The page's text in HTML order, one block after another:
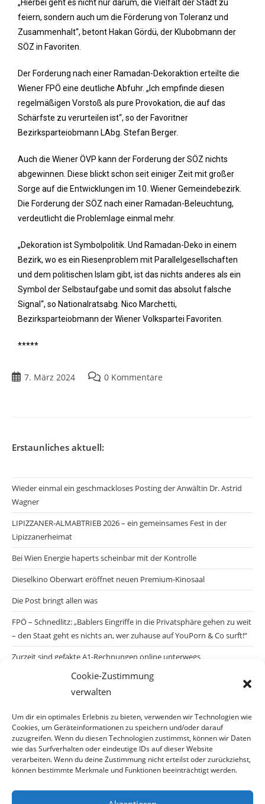
Cookie-Zustimmung
verwalten
Um dir ein optimales Erlebnis zu bieten, verwenden wir Technologien wie
Cookies, um Geräteinformationen zu speichern und/oder darauf
zuzugreifen. Wenn du diesen Technologien zustimmst, können wir Daten
wie das Surfverhalten oder eindeutige IDs auf dieser Website
verarbeiten. Wenn du deine Zustimmung nicht erteilst oder zurückziehst,
können bestimmte Merkmale und Funktionen beeinträchtigt werden.
„Hierbei geht es nicht nur darum, die Vielfalt der Stadt zu
feiern, sondern auch um die Förderung von Toleranz und
Zusammenhalt“, betont Hakan Gördü, der Klubobmann der
SÖZ in Favoriten.
Der Forderung nach einer Ramadan-Dekoraktion erteilte die
Wiener FPÖ eine deutliche Abfuhr. „Ich empfinde diesen
regelmäßigen Vorstoß als pure Provokation, die auf das
Schärfste zu verurteilen ist“, so der Favoritner
Bezirksparteiobmann LAbg. Stefan Berger.
Auch die Wiener ÖVP kann der Forderung der SÖZ nichts
abgewinnen. Diese blickt schon seit einiger Zeit mit großer
Sorge auf die Entwicklungen im 10. Wiener Gemeindebezirk.
Die Forderung der SÖZ nach einer Ramadan-Beleuchtung,
verdeutlicht die Problemlage einmal mehr.
„Dekoration ist Symbolpolitik. Und Ramadan-Deko in einem
Bezirk, wo es ein Riesenproblem mit Parallelgesellschaften
und dem politischen Islam gibt, ist das nichts anderes als ein
Symbol der Selbstaufgabe und somit das absolut falsche
Signal“, so Nationalratsabg. Nico Marchetti,
Bezirksparteiobmann der Wiener Volkspartei Favoriten.
*****
7. März 2024 0 Kommentare
Erstaunliches aktuell:
Wieder einmal ein geschmackloses Posting der Anwältin Dr. Astrid
Wagner
LIPIZZANER-ALMABTRIEB 2026 – ein gemeinsames Fest in der
Lipizzanerheimat
Bei Wien Energie haperts scheinbar mit der Kontrolle
Dieselkino Oberwart eröffnet neuen Premium-Kinosaal
Die Post bringt allen was
FPÖ – Schnedlitz: „Bablers Eingriffe in die Privatsphäre gehen zu weit
– den Staat geht es nichts an, wer zuhause auf YouPorn & Co surft!“
Zurzeit sind gefakte A1-Rechnungen online unterwegs
Salzburgs Juden und ihre Sicherheit: „Erst nach einem Anschlag wäre
die Gefahr endlich konkret!“
Biologisches Wunder in Ceuta
Ein vermeintliches Abschiebemärchen
Archiv